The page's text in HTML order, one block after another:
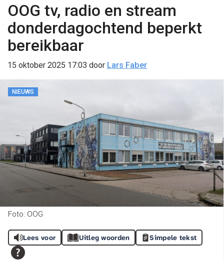
OOG tv, radio en stream
donderdagochtend beperkt
bereikbaar
15 oktober 2025 17:03 door Lars Faber
NIEUWS
Foto: OOG
Lees voor Uitleg woorden Simpele tekst